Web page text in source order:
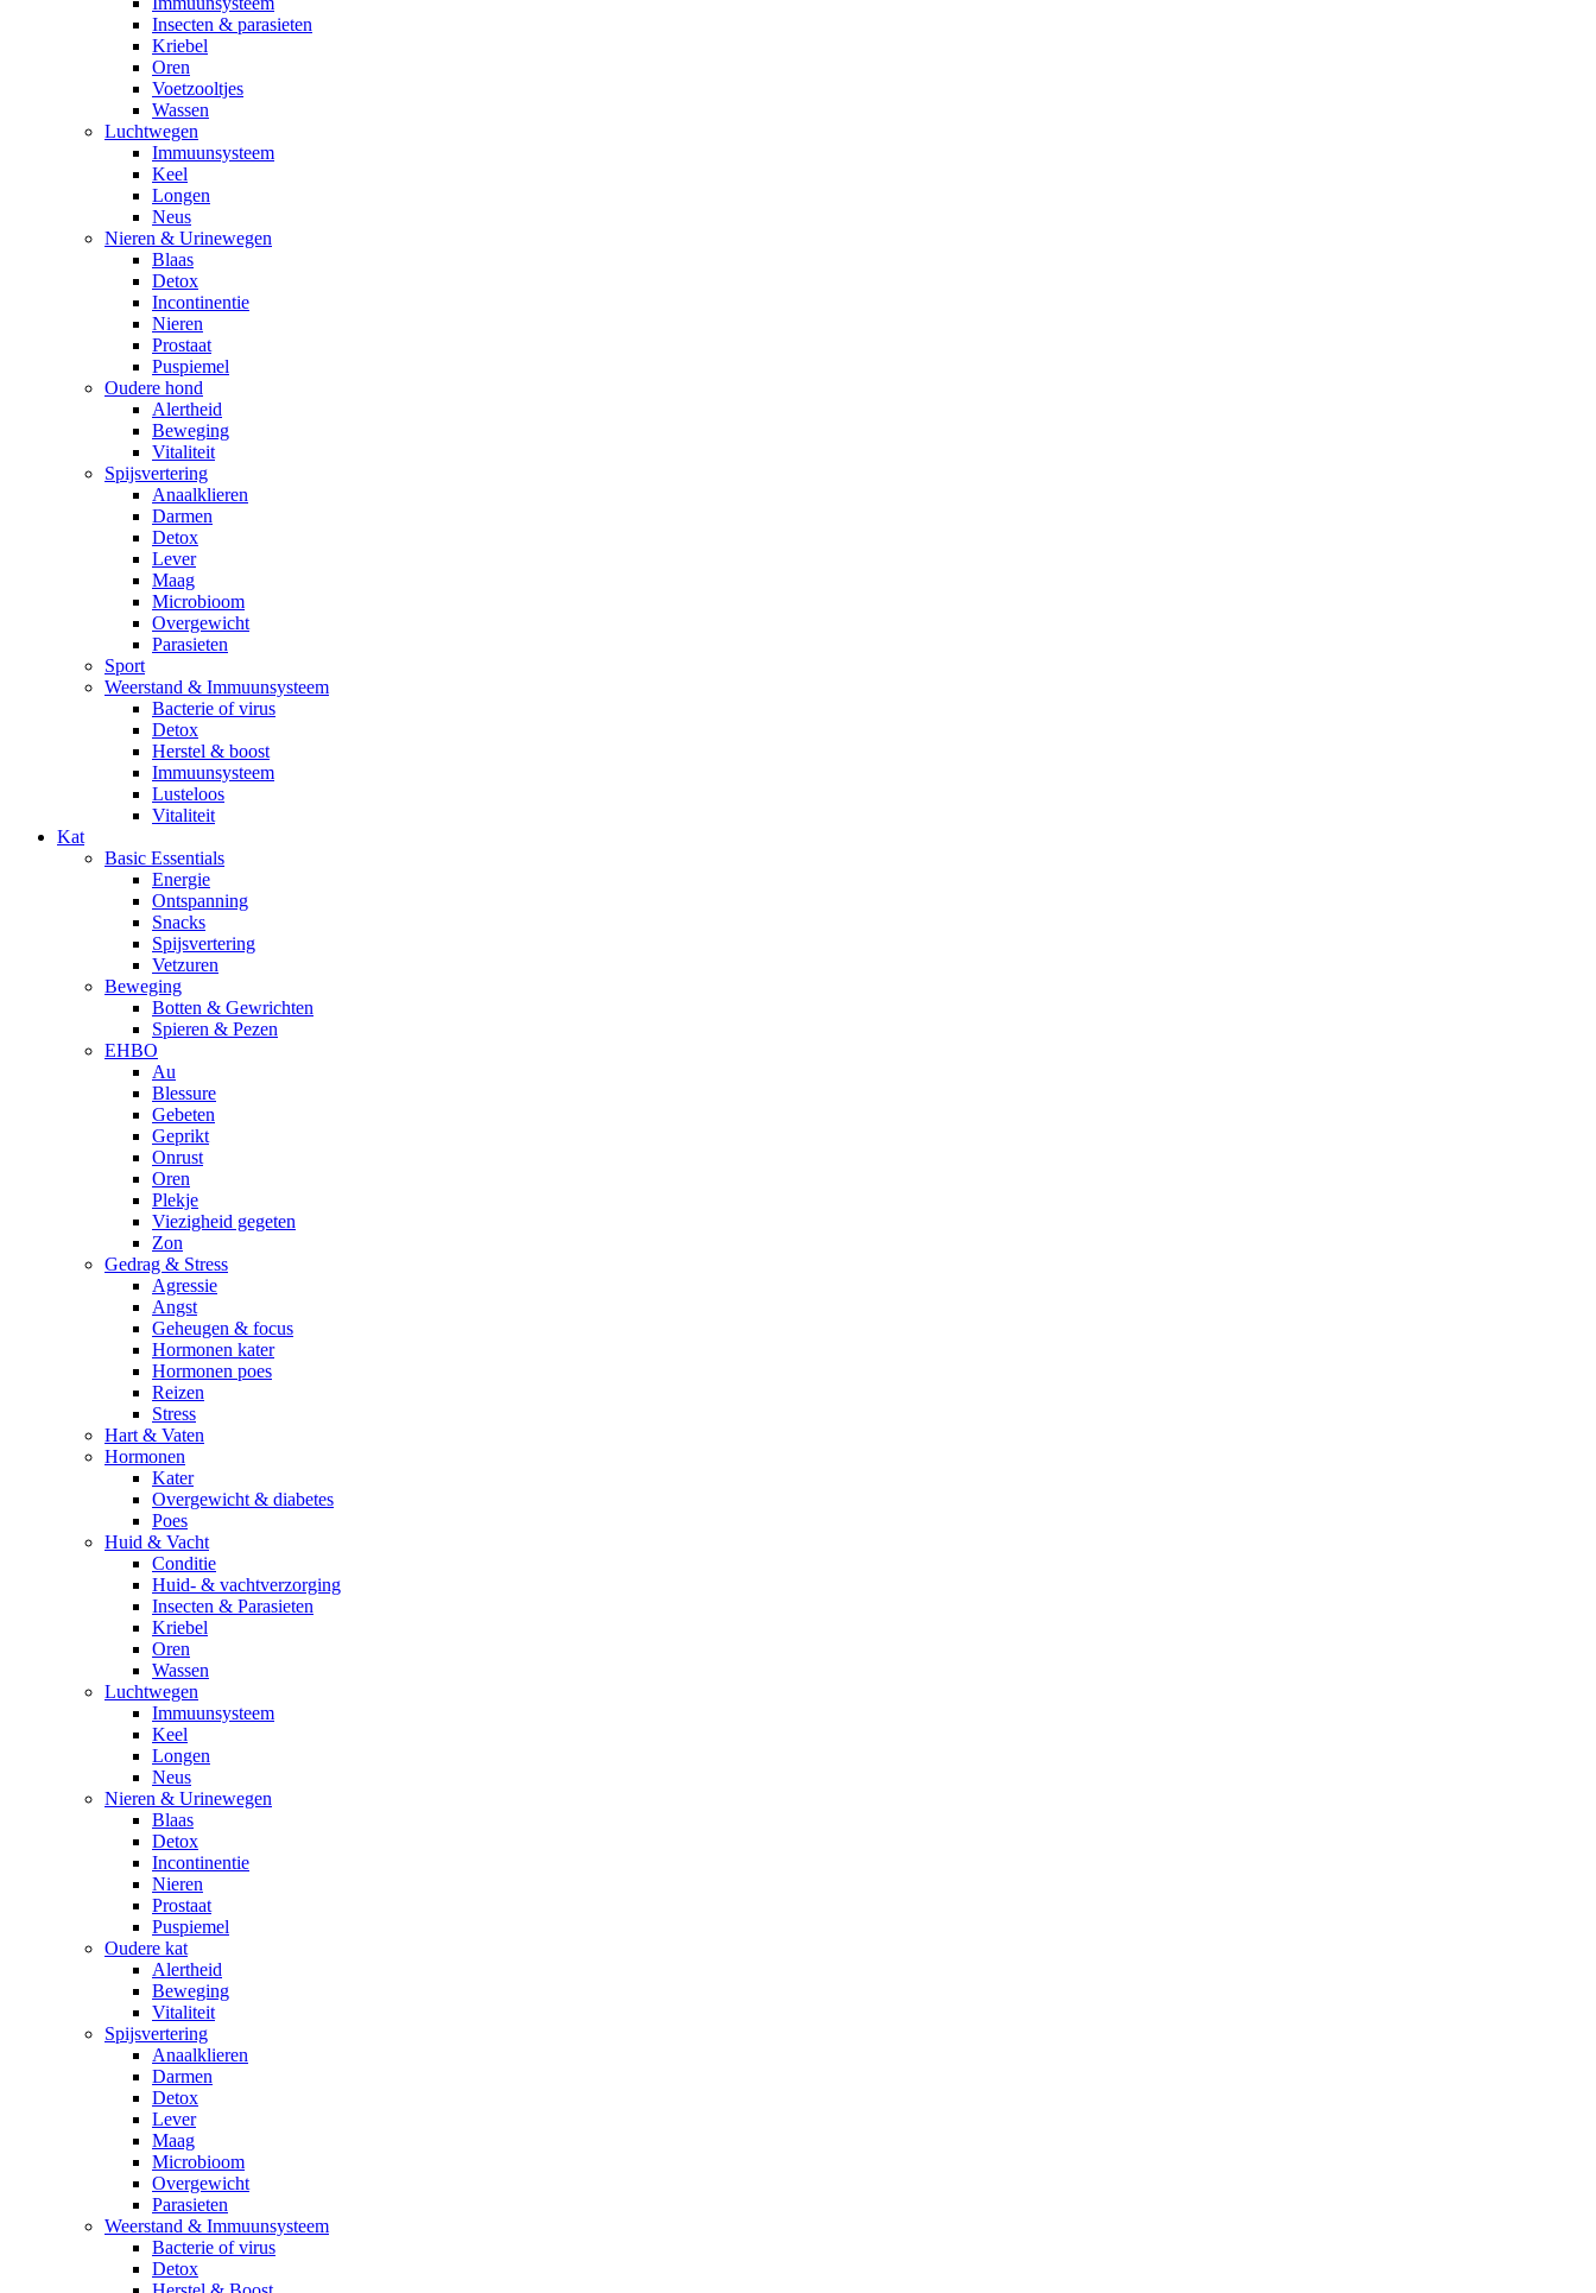
Insecten & parasieten
Kriebel
Oren
Voetzooltjes
Wassen
Luchtwegen
Immuunsysteem
Keel
Longen
Neus
Nieren & Urinewegen
Blaas
Detox
Incontinentie
Nieren
Prostaat
Puspiemel
Oudere hond
Alertheid
Beweging
Vitaliteit
Spijsvertering
Anaalklieren
Darmen
Detox
Lever
Maag
Microbioom
Overgewicht
Parasieten
Sport
Weerstand & Immuunsysteem
Bacterie of virus
Detox
Herstel & boost
Immuunsysteem
Lusteloos
Vitaliteit
Kat
Basic Essentials
Energie
Ontspanning
Snacks
Spijsvertering
Vetzuren
Beweging
Botten & Gewrichten
Spieren & Pezen
EHBO
Au
Blessure
Gebeten
Geprikt
Onrust
Oren
Plekje
Viezigheid gegeten
Zon
Gedrag & Stress
Agressie
Angst
Geheugen & focus
Hormonen kater
Hormonen poes
Reizen
Stress
Hart & Vaten
Hormonen
Kater
Overgewicht & diabetes
Poes
Huid & Vacht
Conditie
Huid- & vachtverzorging
Insecten & Parasieten
Kriebel
Oren
Wassen
Luchtwegen
Immuunsysteem
Keel
Longen
Neus
Nieren & Urinewegen
Blaas
Detox
Incontinentie
Nieren
Prostaat
Puspiemel
Oudere kat
Alertheid
Beweging
Vitaliteit
Spijsvertering
Anaalklieren
Darmen
Detox
Lever
Maag
Microbioom
Overgewicht
Parasieten
Weerstand & Immuunsysteem
Bacterie of virus
Detox